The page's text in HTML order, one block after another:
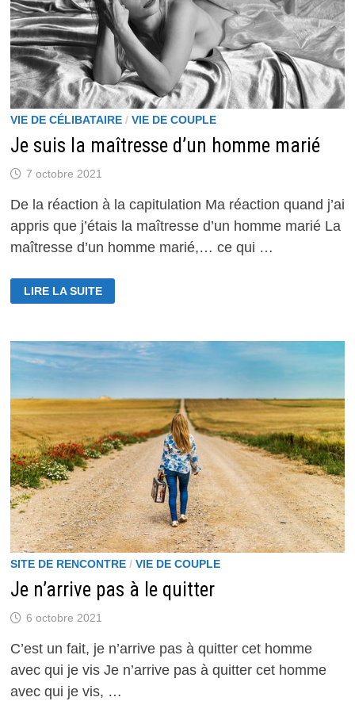
VIE DE CÉLIBATAIRE/ VIE DE COUPLE
Je suis la maîtresse d’un homme marié
7 octobre 2021
De la réaction à la capitulation Ma réaction quand j’ai
appris que j’étais la maîtresse d’un homme marié La
maîtresse d’un homme marié,… ce qui …
JE
SUIS
LA
HOMME
MARIÉ
LIRE LA SUITE
SITE DE RENCONTRE/ VIE DE COUPLE
Je n’arrive pas à le quitter
6 octobre 2021
C’est un fait, je n’arrive pas à quitter cet homme
avec qui je vis Je n’arrive pas à quitter cet homme
avec qui je vis, …